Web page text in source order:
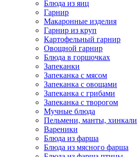
Блюда из яиц
Гарнир
Макаронные изделия
Гарнир из круп
Картофельный гарнир
Овощной гарнир
Блюда в горшочках
Запеканки
Запеканка с мясом
Запеканка с овощами
Запеканка с грибами
Запеканка с творогом
Мучные блюда
Пельмени, манты, хинкали
Вареники
Блюда из фарша
Блюда из мясного фарша